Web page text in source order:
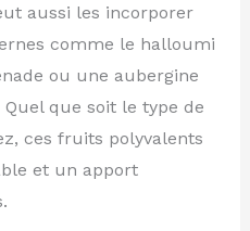
aussi les incorporer
comme le halloumi
ou une aubergine
que soit le type de
ces fruits polyvalents
et un apport